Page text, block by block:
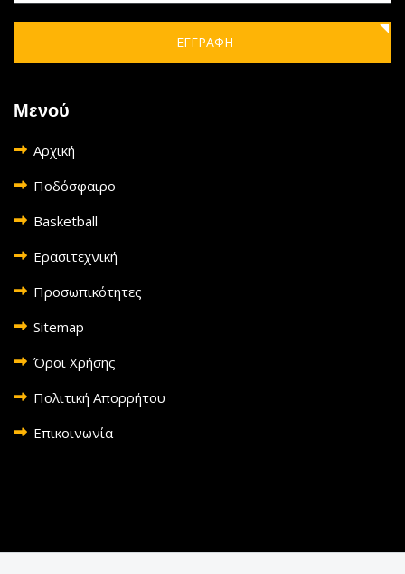
ΕΓΓΡΑΦΗ
Μενού
Αρχική
Ποδόσφαιρο
Basketball
Ερασιτεχνική
Προσωπικότητες
Sitemap
Όροι Χρήσης
Πολιτική Απορρήτου
Επικοινωνία